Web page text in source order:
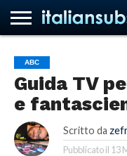
HOME
NEWS
ASCOLTI
RECENSIONI
INTERVISTE
CURIOSITÀ
CHI
SIAMO
CONTATTACI
FORUM
ITALIANSUBS
ABC
Guida TV
e
Scritto da
Pubblicato il 13